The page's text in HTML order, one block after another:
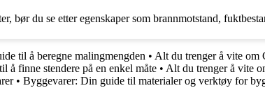
bør du se etter egenskaper som brannmotstand,
til å beregne malingmengden • Alt du trenger å vite om
å finne stendere på en enkel måte • Alt du trenger å vite
• Byggevarer: Din guide til materialer og verktøy for